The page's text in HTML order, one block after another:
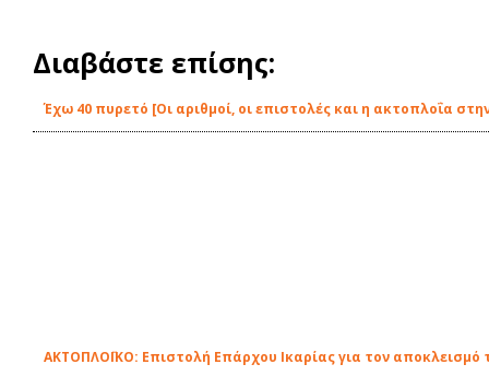
Διαβάστε επίσης:
Έχω 40 πυρετό [Οι αριθμοί, οι επιστολές και η ακτοπλοΐα
ΑΚΤΟΠΛΟΪΚΟ: Επιστολή Επάρχου Ικαρίας για τον αποκλεισμό